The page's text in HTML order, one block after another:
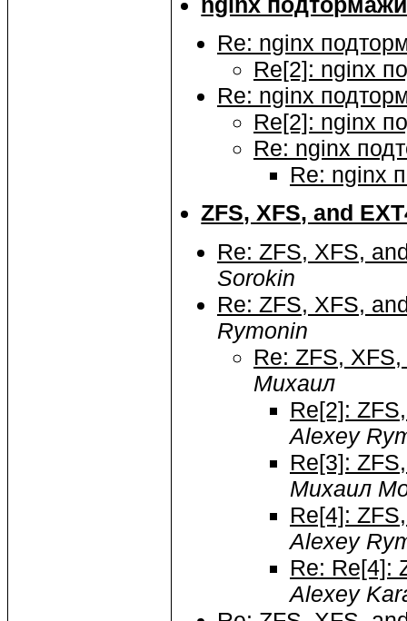
Re: nginx
Re[2]: nginx
Re: nginx
Re[2]: nginx
Re: nginx
Re: nginx
ZFS, XFS, and
Re: ZFS, XFS,
Sorokin
Re: ZFS, XFS,
Rymonin
Re: ZFS,
Михаил
Re[2]:
Alexey
Re[3]:
Михаил
Re[4]:
Alexey
Re: Re[4]:
Alexey